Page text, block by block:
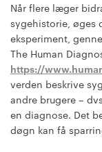
Når flere læger
sygehistorie, øges
eksperiment,
The Human
https://
verden beskrive
andre brugere –
en diagnose. Det
døgn kan få